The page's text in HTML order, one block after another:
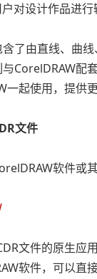
对设计作品进行
含了由直线、曲
CorelDRAW配
一起使用，提供
文件
软件或
文件的原生应
软件，可以直